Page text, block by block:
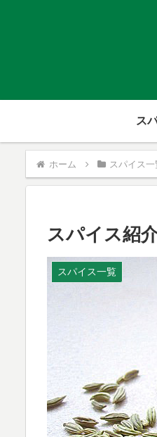
ス
ホーム スパイス一
スパイス紹
スパイス一覧